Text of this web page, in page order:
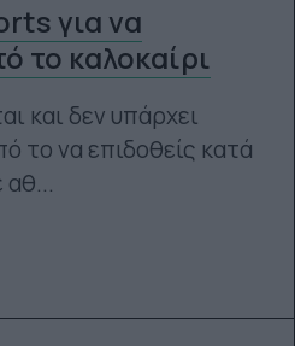
για να
το καλοκαίρι
και δεν υπάρχει
το να επιδοθείς κατά
αθ...